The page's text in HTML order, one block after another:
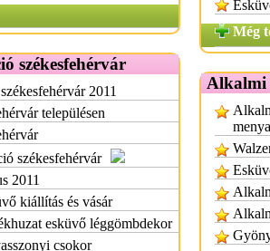
székesfehérvár
2011
településen
székesfehérvár
2011
kiállítás és vásár
esküvő léggömbdekor
csokor
Még
Alkalmi